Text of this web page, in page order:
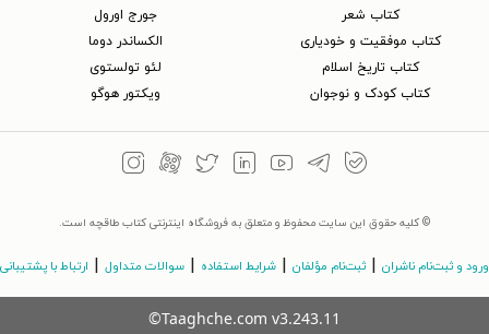
کتاب شعر
کتاب موفقیت و خودیاری
کتاب تاریخ اسلام
کتاب کودک و نوجوان
جورج اورول
الکساندر دوما
لئو تولستوی
ویکتور هوگو
© کلیه حقوق این سایت محفوظ و متعلق به فروشگاه اینترنتی کتاب طاقچه است.
ورود و ثبت‌نام ناشران ثبت‌نام مؤلفان شرایط استفاده سوالات متداول ارتباط با پشتیبانی
©Taaghche.com v3.243.11